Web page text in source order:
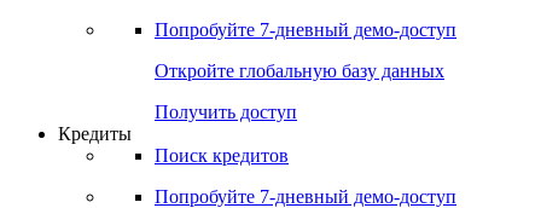
Попробуйте 7-дневный демо-доступ
Откройте глобальную базу данных
Получить доступ
Кредиты
Поиск кредитов
Попробуйте 7-дневный демо-доступ